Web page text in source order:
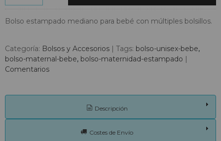
Bolso estampado mediano para bebé con múltiples bolsillos.
Categoría: Bolsos y Accesorios | Tags: bolso-unisex-bebe
bolso-maternal-bebe bolso-maternidad-estampado |
Comentarios
Descripción
Costes de Envío